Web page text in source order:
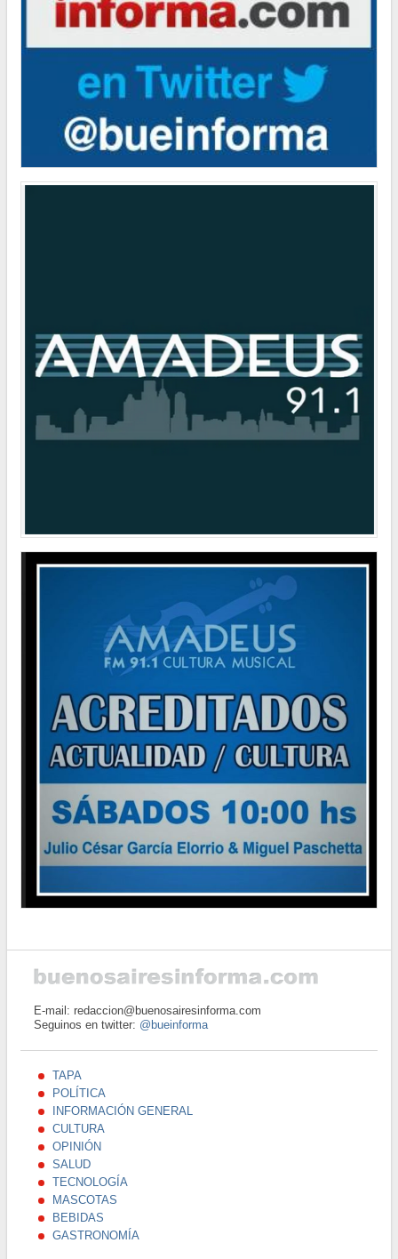
POLÍTICA
"Hemos logrado reducir en un 35 por ciento la cantidad de residuos
que la Ciudad envía a relleno sanitario”
El Consejero Gustavo Letner obtiene fondos para realizar visita en
los Estados Unidos de América
POLÍTICA
Los ciudadanos que no votaron en las pasadas elecciones deberán
regularizar su situación
CULTURA
POLÍTICA
"Hemos logrado reducir en un 35 por ciento la cantidad de residuos
que la Ciudad envía a relleno sanitario”
POLÍTICA
El Consejero Gustavo Letner obtiene fondos para realizar visita en
los Estados Unidos de América
E-mail: redaccion@buenosairesinforma.com
Seguinos en twitter: @bueinforma
TAPA
POLÍTICA
INFORMACIÓN GENERAL
CULTURA
OPINIÓN
SALUD
TECNOLOGÍA
MASCOTAS
BEBIDAS
GASTRONOMÍA